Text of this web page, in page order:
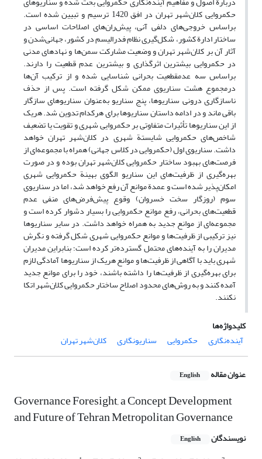
حکمروایی کلان‌شهر تهران در افق 1420 ترسیم و تبیین شده‌ است.
براساس خروجی‌های دلفی آنی، پیش‌ران‌های اصلاحات اساسی در
ساختار ادارة کشور، شکل‌گیری نظام فدرالیسم در کشور، جهانی‌شدن و
آثار آن بر کلان‌شهر تهران و وضعیت مشارکت سمن‌ها و نهادهای مدنی
در حکمروایی بیشترین اثرگذاری و بیشترین عدم قطعیت را دارند.
براساس سه عدم­قطعیت بحرانی شناسایی شده و از ترکیب آن‌ها
درمجموع هشت سناریوی ممکن شکل گرفته است. پس از حذف
ناسازگاری درونی سناریوها، پنج سناریو به‌عنوان سناریوهای سازگار
باقی ماند و در ادامه داستان سناریوها برای هرکدام تدوین شد. هریک
از این سناریوها تأثیرات متفاوتی بر حکمروایی شهری و تقویت یا تضعیف
شاخص‌های حکمروایی شایستة شهری در کلان‌شهر تهران خواهد
داشت. سناریوی اول (حکمروایی در کلاس جهانی) همراه با مجموعه‌ای از
فرصت‌های بهبود ساختار حکمروایی کلان‌شهر تهران بوده و در صورت
بهره‌گیری از ظرفیت‌های این سناریو الگوی بهینة حکمروایی شهری
امکان‌پذیر شده است و عمدة موانع آن رفع خواهد شد، اما در سناریوی
سوم (روزگار سخت خسروان) وقوع پیش‌فرض‌های منفی عدم
قطعیت‌های بحرانی، رفع موانع حکمروایی را بسیار دشوار کرده است و
مجموعه‌ای از موانع جدید به همراه خواهد داشت. در سایر سناریوها
نیز ترکیبی از ظرفیت‌ها و موانع حکمروایی شهری شکل گرفته و نگرش
مدیران را به آینده‌های محتمل گسترده‌تر کرده است؛ بنابراین مدیران
شهری باید با آگاهی از ظرفیت‌ها و موانع هریک از سناریوها آمادگی لازم
برای بهره‌گیری از ظرفیت‌ها را داشته باشند، خود را برای موانع جدید
آمده کنند و به روش‌های محدود اصلاح ساختار حکمروایی کلان‌شهر اتکا
نکنند.
کلیدواژه‌ها
آینده‌نگاری
حکمروایی سناریونگاری کلان‌شهر تهران
عنوان مقاله English
Governance Foresight, a Concept Development
and Future of Tehran Metropolitan Governance
نویسندگان English